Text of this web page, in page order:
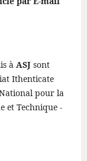
à ASJ sont
Ithenticate
pour la
et Technique -